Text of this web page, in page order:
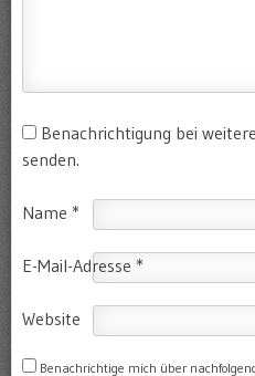
Benachrichtigung bei
senden.
Name *
E-Mail-Adresse *
Website
Benachrichtige mich über